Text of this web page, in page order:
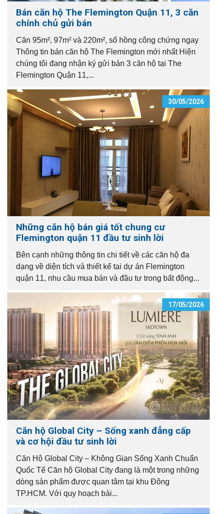
Bán căn hộ The Flemington Quận 11, 3 căn
chính chủ gửi bán
Căn 95m², 97m² và 220m², sổ hồng công chứng ngay
Thông tin bán căn hộ The Flemington mới nhất Hiện
chúng tôi đang nhận ký gửi bán 3 căn hộ tại The
Flemington Quận 11,...
30/05/2026
Những căn hộ bán giá tốt chung cư
Flemington quận 11 đầu tư sinh lời
Bên cạnh những thông tin chi tiết về các căn hộ đa
dạng về diện tích và thiết kế tại dự án Flemington
quận 11, nhu cầu mua bán và đầu tư trong bất động...
17/05/2026
Căn hộ Global City – Sống xanh đẳng cấp
và cơ hội đầu tư sinh lời
Căn Hộ Global City – Không Gian Sống Xanh Chuẩn
Quốc Tế Căn hộ Global City đang là một trong những
dòng sản phẩm được quan tâm tại khu Đông
TP.HCM. Với quy hoạch bài...